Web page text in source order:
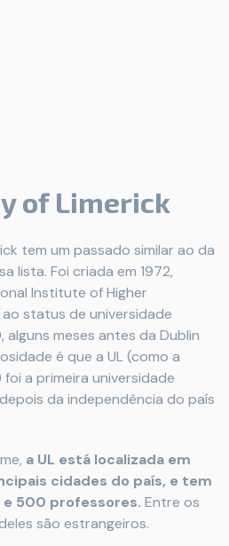
of Limerick
tem um passado similar ao da
lista. Foi criada em 1972,
Institute of Higher
status de universidade
alguns meses antes da Dublin
é que a UL (como a
a primeira universidade
da independência do país
a UL está localizada em
cidades do país, e tem
e 500 professores. Entre os
são estrangeiros.